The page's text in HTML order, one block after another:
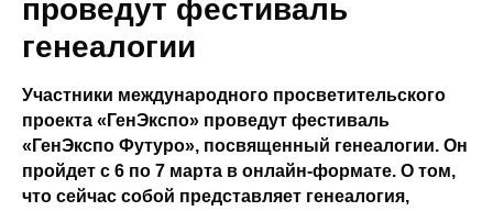
проведут фестиваль
генеалогии
Участники международного просветительского
проекта «ГенЭкспо» проведут фестиваль
«ГенЭкспо Футуро», посвященный генеалогии. Он
пройдет с 6 по 7 марта в онлайн-формате. О том,
что сейчас собой представляет генеалогия,